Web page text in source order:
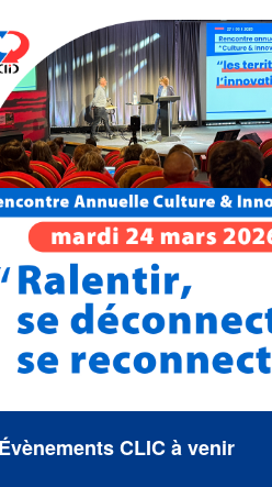
Évènements CLIC à venir